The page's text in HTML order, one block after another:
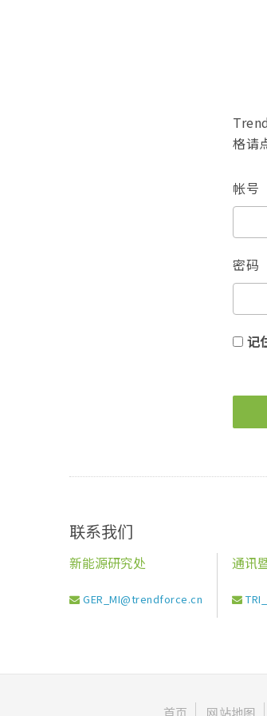
格请
帐号
密码
记
联系我们
新能源研究处
GER_MI@trendforce.cn
通讯
首页 网站地图